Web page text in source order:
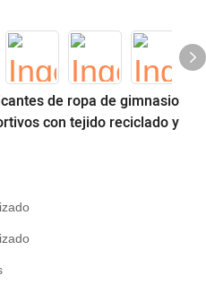
de ropa de gimnasio
con tejido reciclado y